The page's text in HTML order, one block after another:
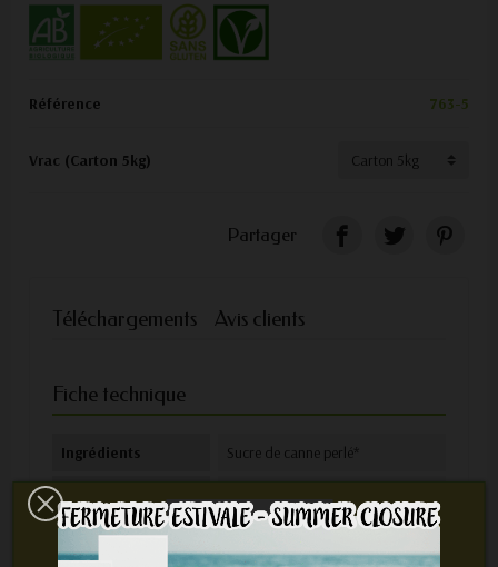
Référence 763-5
Vrac (Carton 5kg)
Partager
Téléchargements Avis clients
Fiche technique
Ingrédients Sucre de canne perlé*
Nom botanique Saccharum officinarum
Mode de
production